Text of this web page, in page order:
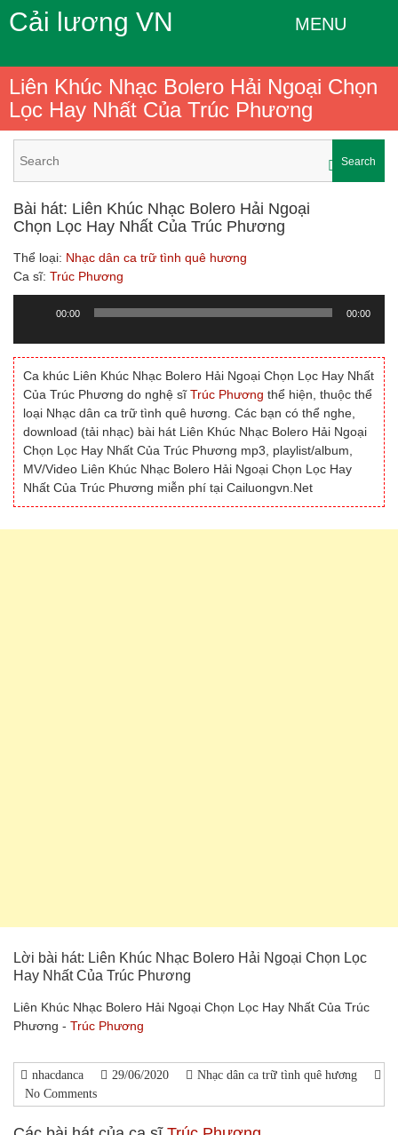
Cải lương VN MENU
Liên Khúc Nhạc Bolero Hải Ngoại Chọn
Lọc Hay Nhất Của Trúc Phương
Search
Bài hát: Liên Khúc Nhạc Bolero Hải Ngoại
Chọn Lọc Hay Nhất Của Trúc Phương
Thể loại: Nhạc dân ca trữ tình quê hương
Ca sĩ: Trúc Phương
00:00 00:00
Ca khúc Liên Khúc Nhạc Bolero Hải Ngoại Chọn Lọc Hay Nhất
Của Trúc Phương do nghệ sĩTrúc Phương thể hiện, thuộc thể
loại Nhạc dân ca trữ tình quê hương. Các bạn có thể nghe,
download (tải nhạc) bài hát Liên Khúc Nhạc Bolero Hải Ngoại
Chọn Lọc Hay Nhất Của Trúc Phương mp3, playlist/album,
MV/Video Liên Khúc Nhạc Bolero Hải Ngoại Chọn Lọc Hay
Nhất Của Trúc Phương miễn phí tại Cailuongvn.Net
Lời bài hát: Liên Khúc Nhạc Bolero Hải Ngoại Chọn Lọc
Hay Nhất Của Trúc Phương
Liên Khúc Nhạc Bolero Hải Ngoại Chọn Lọc Hay Nhất Của Trúc
Phương - Trúc Phương
nhacdanca 29/06/2020
Nhạc dân ca trữ tình quê hương
No Comments